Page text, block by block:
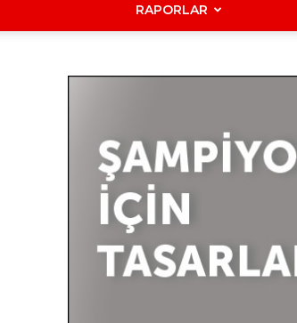
RAPORLAR